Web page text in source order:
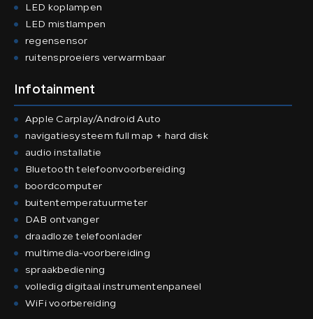
LED koplampen
LED mistlampen
regensensor
ruitensproeiers verwarmbaar
Infotainment
Apple Carplay/Android Auto
navigatiesysteem full map + hard disk
audio installatie
Bluetooth telefoonvoorbereiding
boordcomputer
buitentemperatuurmeter
DAB ontvanger
draadloze telefoonlader
multimedia-voorbereiding
spraakbediening
volledig digitaal instrumentenpaneel
WiFi voorbereiding